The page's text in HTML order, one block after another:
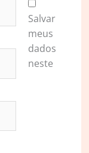
Salvar
meus
dados
neste